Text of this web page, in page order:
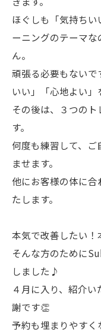
ほぐしも「気持ち
ーニングのテーマ
ん。
頑張る必要もないで
いい」「心地よい」
その後は、３つの
す。
何度も練習して、
ませます。
他にお客様の体に
たします。
本気で改善したい！
そんな方のために
しました♪
４月に入り、紹介
謝です👏
予約も埋まりやすく